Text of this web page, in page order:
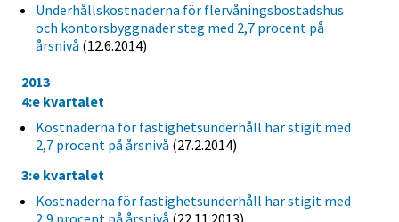
Underhållskostnaderna för flervåningsbostadshus
och kontorsbyggnader steg med 2,7 procent på
årsnivå (12.6.2014)
2013
4:e kvartalet
Kostnaderna för fastighetsunderhåll har stigit med
2,7 procent på årsnivå (27.2.2014)
3:e kvartalet
Kostnaderna för fastighetsunderhåll har stigit med